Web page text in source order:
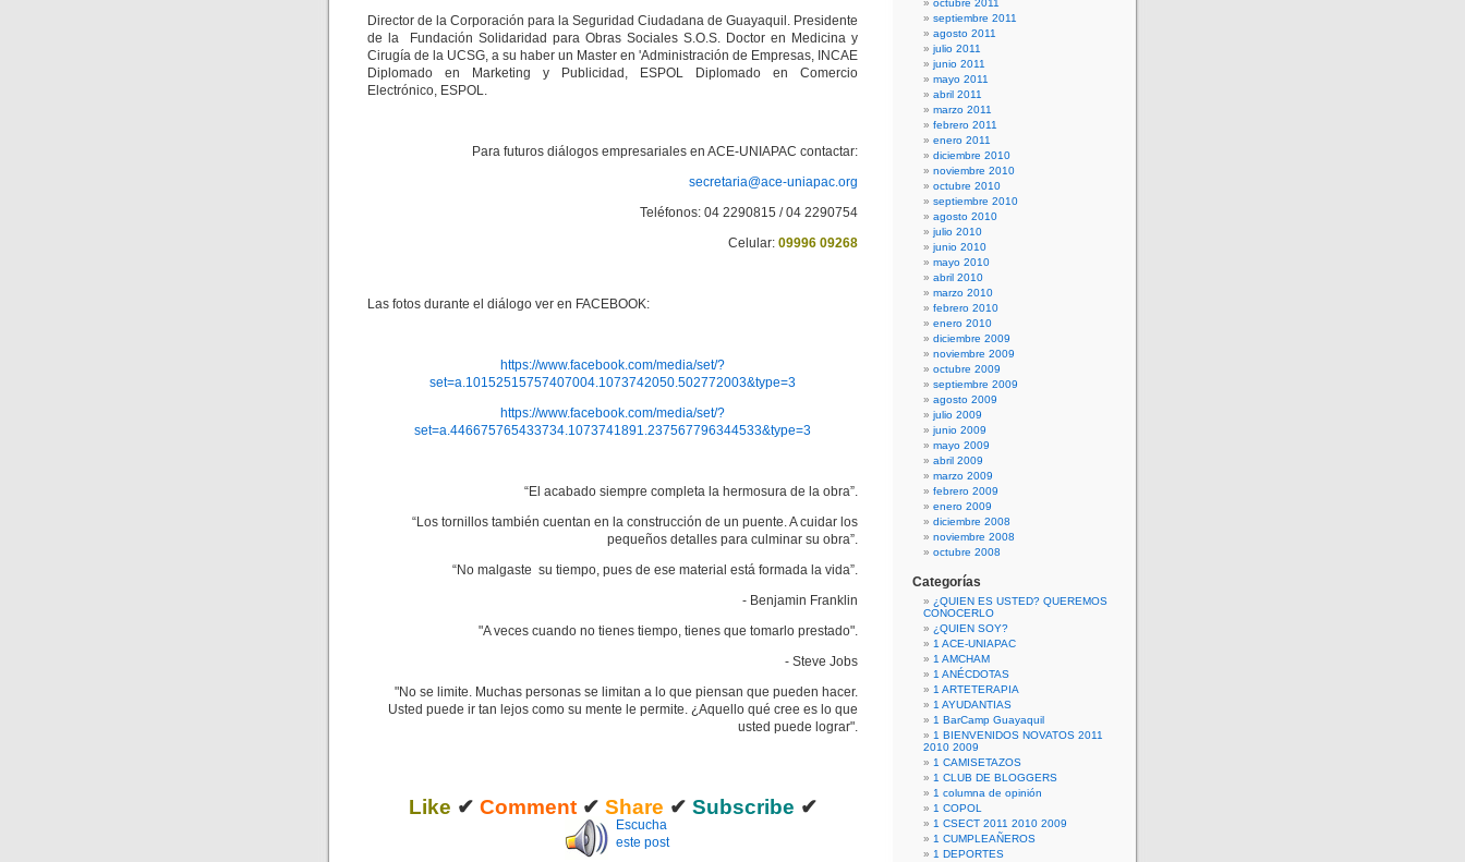
Director de la Corporación para la Seguridad Ciudadana de Guayaquil. Presidente
de la Fundación Solidaridad para Obras Sociales S.O.S. Doctor en Medicina y
Cirugía de la UCSG, a su haber un Master en 'Administración de Empresas, INCAE
Diplomado en Marketing y Publicidad, ESPOL Diplomado en Comercio
Electrónico, ESPOL.
Para futuros diálogos empresariales en ACE-UNIAPAC contactar:
secretaria@ace-uniapac.org
Teléfonos: 04 2290815 / 04 2290754
Celular: 09996 09268
Las fotos durante el diálogo ver en FACEBOOK:
https://www.facebook.com/media/set/?
set=a.10152515757407004.1073742050.502772003&type=3
https://www.facebook.com/media/set/?
set=a.446675765433734.1073741891.237567796344533&type=3
“El acabado siempre completa la hermosura de la obra”.
“Los tornillos también cuentan en la construcción de un puente. A cuidar los
pequeños detalles para culminar su obra”.
“No malgaste su tiempo, pues de ese material está formada la vida”.
- Benjamin Franklin
"A veces cuando no tienes tiempo, tienes que tomarlo prestado".
- Steve Jobs
"No se limite. Muchas personas se limitan a lo que piensan que pueden hacer.
Usted puede ir tan lejos como su mente le permite. ¿Aquello qué cree es lo que
usted puede lograr".
Like ✔ Comment✔ Share ✔ Subscribe ✔
Escucha
este post
octubre 2011
septiembre 2011
agosto 2011
julio 2011
junio 2011
mayo 2011
abril 2011
marzo 2011
febrero 2011
enero 2011
diciembre 2010
noviembre 2010
octubre 2010
septiembre 2010
agosto 2010
julio 2010
junio 2010
mayo 2010
abril 2010
marzo 2010
febrero 2010
enero 2010
diciembre 2009
noviembre 2009
octubre 2009
septiembre 2009
agosto 2009
julio 2009
junio 2009
mayo 2009
abril 2009
marzo 2009
febrero 2009
enero 2009
diciembre 2008
noviembre 2008
octubre 2008
Categorías
¿QUIEN ES USTED? QUEREMOS
CONOCERLO
¿QUIEN SOY?
1 ACE-UNIAPAC
1 AMCHAM
1 ANÉCDOTAS
1 ARTETERAPIA
1 AYUDANTIAS
1 BarCamp Guayaquil
1 BIENVENIDOS NOVATOS 2011
2010 2009
1 CAMISETAZOS
1 CLUB DE BLOGGERS
1 columna de opinión
1 COPOL
1 CSECT 2011 2010 2009
1 CUMPLEAÑEROS
1 DEPORTES